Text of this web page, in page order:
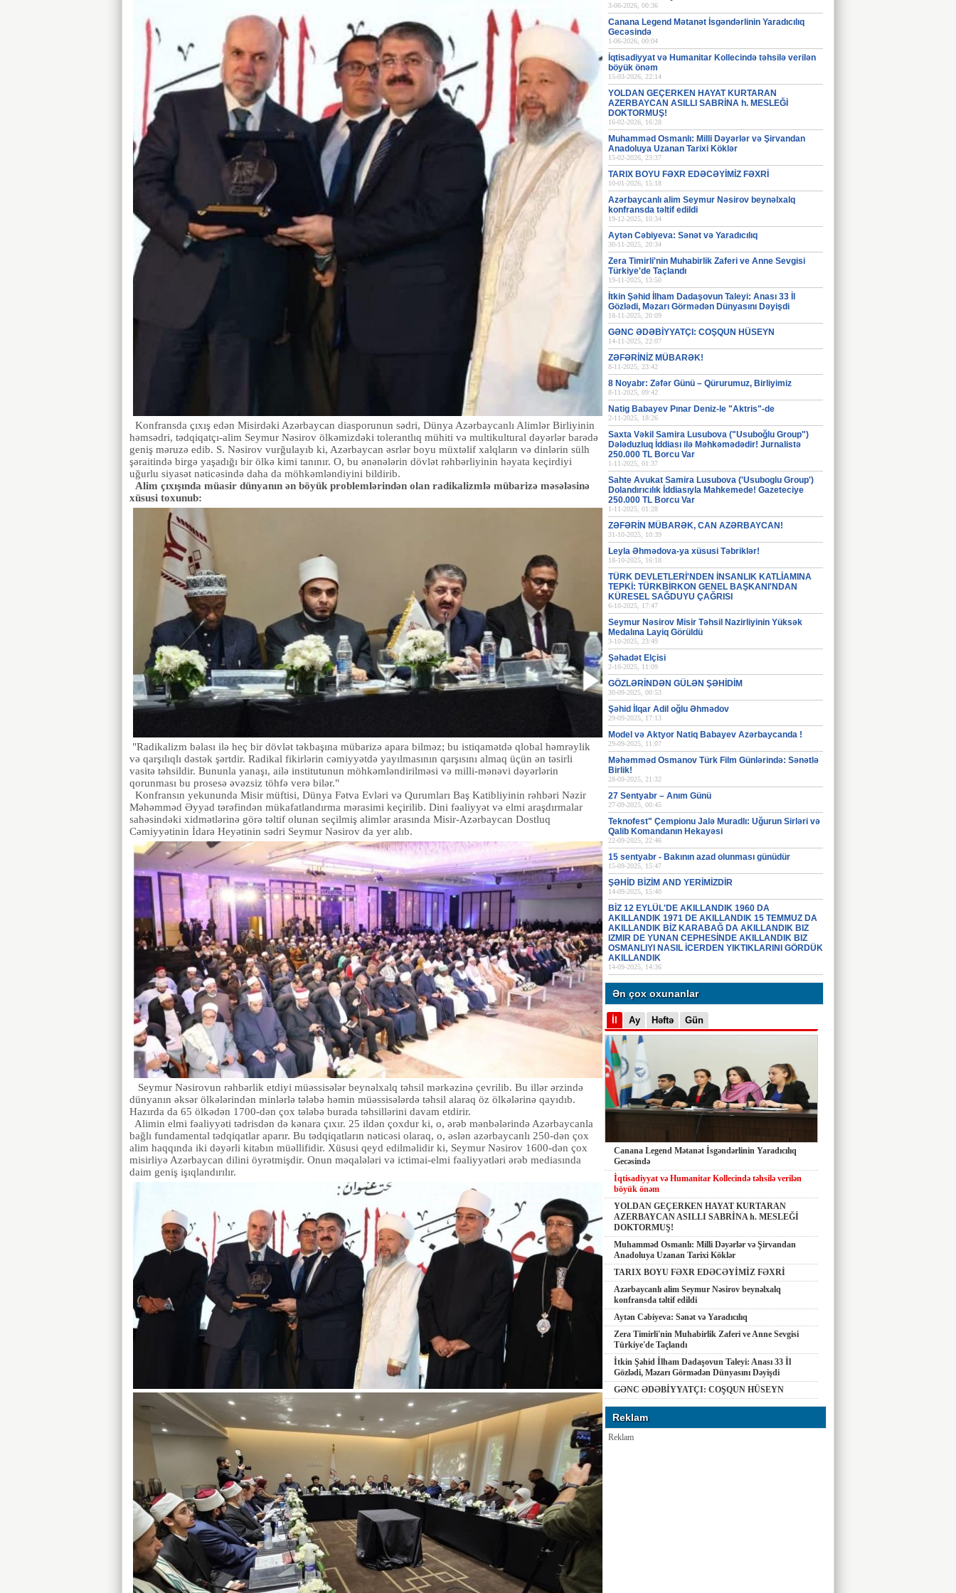
3-06-2026, 00:36
Canana Legend Mətanət İsgəndərlinin Yaradıcılıq
Gecəsində
1-06-2026, 00:04
İqtisadiyyat və Humanitar Kollecində təhsilə verilən
böyük önəm
15-03-2026, 22:14
YOLDAN GEÇERKEN HAYAT KURTARAN
AZERBAYCAN ASILLI SABRİNA h. MESLEĞİ
DOKTORMUŞ!
16-02-2026, 16:28
Muhamməd Osmanlı: Milli Dəyərlər və Şirvandan
Anadoluya Uzanan Tarixi Köklər
15-02-2026, 23:37
TARIX BOYU FƏXR EDƏCƏYİMİZ FƏXRİ
10-01-2026, 15:18
Azərbaycanlı alim Seymur Nəsirov beynəlxalq
konfransda təltif edildi
19-12-2025, 10:34
Aytən Cəbiyeva: Sənət və Yaradıcılıq
30-11-2025, 20:34
Zera Timirli'nin Muhabirlik Zaferi ve Anne Sevgisi
Türkiye'de Taçlandı
19-11-2025, 13:50
İtkin Şəhid İlham Dadaşovun Taleyi: Anası 33 İl
Gözlədi, Məzarı Görmədən Dünyasını Dəyişdi
18-11-2025, 20:09
GƏNC ƏDƏBİYYATÇI: COŞQUN HÜSEYN
14-11-2025, 22:07
ZƏFƏRİNİZ MÜBARƏK!
8-11-2025, 23:42
8 Noyabr: Zəfər Günü – Qürurumuz, Birliyimiz
8-11-2025, 09:42
Natig Babayev Pınar Deniz-le "Aktris"-de
2-11-2025, 18:26
Saxta Vəkil Samira Lusubova ("Usuboğlu Group")
Dələduzluq İddiası ilə Məhkəmədədir! Jurnalistə
250.000 TL Borcu Var
1-11-2025, 01:37
Sahte Avukat Samira Lusubova ('Usuboglu Group')
Dolandırıcılık İddiasıyla Mahkemede! Gazeteciye
250.000 TL Borcu Var
1-11-2025, 01:28
ZƏFƏRİN MÜBARƏK, CAN AZƏRBAYCAN!
31-10-2025, 10:39
Leyla Əhmədova-ya xüsusi Təbriklər!
18-10-2025, 16:18
TÜRK DEVLETLERİ'NDEN İNSANLIK KATLİAMINA
TEPKİ: TÜRKBİRKON GENEL BAŞKANI'NDAN
KÜRESEL SAĞDUYU ÇAĞRISI
6-10-2025, 17:47
Seymur Nəsirov Misir Təhsil Nazirliyinin Yüksək
Medalına Layiq Görüldü
3-10-2025, 23:49
Şəhadət Elçisi
2-10-2025, 11:09
GÖZLƏRİNDƏN GÜLƏN ŞƏHİDİM
30-09-2025, 00:53
Şəhid İlqar Adil oğlu Əhmədov
29-09-2025, 17:13
Model və Aktyor Natiq Babayev Azərbaycanda !
29-09-2025, 11:07
Məhəmməd Osmanov Türk Film Günlərində: Sənətlə
Birlik!
28-09-2025, 21:32
27 Sentyabr – Anım Günü
27-09-2025, 00:45
Teknofest" Çempionu Jalə Muradlı: Uğurun Sirləri və
Qalib Komandanın Hekayəsi
22-09-2025, 22:46
15 sentyabr - Bakının azad olunması günüdür
15-09-2025, 15:47
ŞƏHİD BİZİM AND YERİMİZDİR
14-09-2025, 15:40
BİZ 12 EYLÜL'DE AKILLANDIK 1960 DA
AKILLANDIK 1971 DE AKILLANDIK 15 TEMMUZ DA
AKILLANDIK BİZ KARABAĞ DA AKILLANDIK BIZ
IZMIR DE YUNAN CEPHESİNDE AKILLANDIK BIZ
OSMANLIYI NASIL İCERDEN YIKTIKLARINI GÖRDÜK
AKILLANDIK
14-09-2025, 14:36
Ən çox oxunanlar
Ay Həftə Gün
Canana Legend Mətanət İsgəndərlinin Yaradıcılıq
Gecəsində
İqtisadiyyat və Humanitar Kollecində təhsilə verilən
böyük önəm
YOLDAN GEÇERKEN HAYAT KURTARAN
AZERBAYCAN ASILLI SABRİNA h. MESLEĞİ
DOKTORMUŞ!
Muhamməd Osmanlı: Milli Dəyərlər və Şirvandan
Anadoluya Uzanan Tarixi Köklər
TARIX BOYU FƏXR EDƏCƏYİMİZ FƏXRİ
Azərbaycanlı alim Seymur Nəsirov beynəlxalq
konfransda təltif edildi
Aytən Cəbiyeva: Sənət və Yaradıcılıq
Zera Timirli'nin Muhabirlik Zaferi ve Anne Sevgisi
Türkiye'de Taçlandı
İtkin Şəhid İlham Dadaşovun Taleyi: Anası 33 İl
Gözlədi, Məzarı Görmədən Dünyasını Dəyişdi
GƏNC ƏDƏBİYYATÇI: COŞQUN HÜSEYN
Reklam
Reklam
Konfransda çıxış edən Misirdəki Azərbaycan diasporunun sədri, Dünya Azərbaycanlı Alimlər Birliyinin
həmsədri, tədqiqatçı-alim Seymur Nəsirov ölkəmizdəki tolerantlıq mühiti və multikultural dəyərlər barədə
geniş məruzə edib. S. Nəsirov vurğulayıb ki, Azərbaycan əsrlər boyu müxtəlif xalqların və dinlərin sülh
şəraitində birgə yaşadığı bir ölkə kimi tanınır. O, bu ənənələrin dövlət rəhbərliyinin həyata keçirdiyi
uğurlu siyasət nəticəsində daha da möhkəmləndiyini bildirib.
Alim çıxışında müasir dünyanın ən böyük problemlərindən olan radikalizmlə mübarizə məsələsinə
xüsusi toxunub:
"Radikalizm bəlası ilə heç bir dövlət təkbaşına mübarizə apara bilməz; bu istiqamətdə qlobal həmrəylik
və qarşılıqlı dəstək şərtdir. Radikal fikirlərin cəmiyyətdə yayılmasının qarşısını almaq üçün ən təsirli
vasitə təhsildir. Bununla yanaşı, ailə institutunun möhkəmləndirilməsi və milli-mənəvi dəyərlərin
qorunması bu prosesə əvəzsiz töhfə verə bilər."
Konfransın yekununda Misir müftisi, Dünya Fətva Evləri və Qurumları Baş Katibliyinin rəhbəri Nəzir
Məhəmməd Əyyad tərəfindən mükafatlandırma mərasimi keçirilib. Dini fəaliyyət və elmi araşdırmalar
sahəsindəki xidmətlərinə görə təltif olunan seçilmiş alimlər arasında Misir-Azərbaycan Dostluq
Cəmiyyətinin İdarə Heyətinin sədri Seymur Nəsirov da yer alıb.
Seymur Nəsirovun rəhbərlik etdiyi müəssisələr beynəlxalq təhsil mərkəzinə çevrilib. Bu illər ərzində
dünyanın əksər ölkələrindən minlərlə tələbə həmin müəssisələrdə təhsil alaraq öz ölkələrinə qayıdıb.
Hazırda da 65 ölkədən 1700-dən çox tələbə burada təhsillərini davam etdirir.
Alimin elmi fəaliyyəti tədrisdən də kənara çıxır. 25 ildən çoxdur ki, o, ərəb mənbələrində Azərbaycanla
bağlı fundamental tədqiqatlar aparır. Bu tədqiqatların nəticəsi olaraq, o, əslən azərbaycanlı 250-dən çox
alim haqqında iki dəyərli kitabın müəllifidir. Xüsusi qeyd edilməlidir ki, Seymur Nəsirov 1600-dən çox
misirliyə Azərbaycan dilini öyrətmişdir. Onun məqalələri və ictimai-elmi fəaliyyətləri ərəb mediasında
daim geniş işıqlandırılır.